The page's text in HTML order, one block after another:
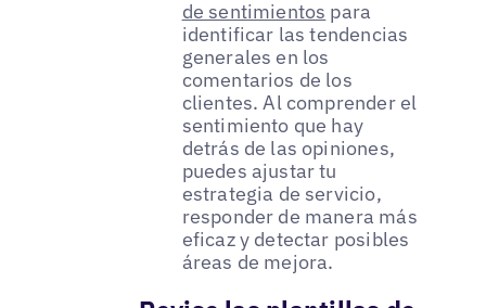
de sentimientos para
identificar las tendencias
generales en los
comentarios de los
clientes. Al comprender el
sentimiento que hay
detrás de las opiniones,
puedes ajustar tu
estrategia de servicio,
responder de manera más
eficaz y detectar posibles
áreas de mejora.